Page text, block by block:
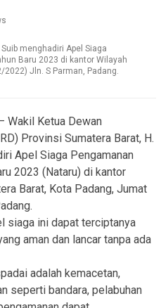
menghadiri Apel Siaga
Baru 2023 di kantor Wilayah
Jln. S Parman, Padang.
Wakil Ketua Dewan
Provinsi Sumatera Barat, H.
Apel Siaga Pengamanan
2023 (Nataru) di kantor
Barat, Kota Padang, Jumat
siaga ini dapat terciptanya
aman dan lancar tanpa ada
adalah kemacetan,
seperti bandara, pelabuhan